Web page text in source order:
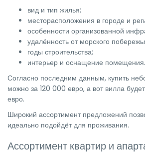
вид и тип жилья;
месторасположения в городе и
особенности организованной
удалённость от морского
годы строительства;
интерьер и оснащение помещения.
Согласно последним данным, купить
можно за 120 000 евро, а вот вилла
евро.
Широкий ассортимент предложений
идеально подойдёт для проживания.
Ассортимент квартир и